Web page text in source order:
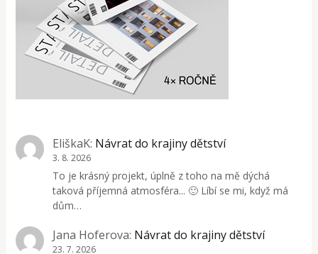
EliškaK: Návrat do krajiny dětství
3. 8. 2026
To je krásný projekt, úplně z toho na mě dýchá
taková příjemná atmosféra... 🙂 Líbí se mi, když má
dům…
Jana Hoferova: Návrat do krajiny dětství
23. 7. 2026